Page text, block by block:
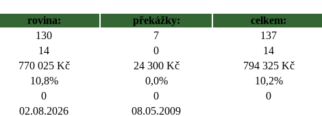
rovina: překážky:
celkem:
130 7
137
14 0
14
770 025 Kč 24 300 Kč
794 325 Kč
10,8% 0,0%
10,2%
0 0
0
02.08.2026 08.05.2009